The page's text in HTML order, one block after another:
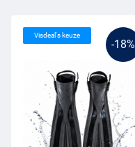
-18%
Visdeal's keuze